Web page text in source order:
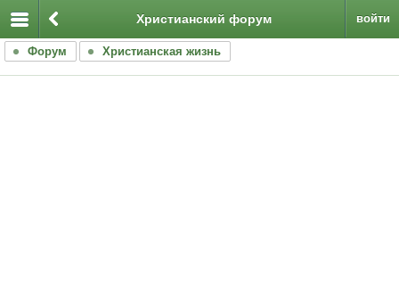
войти
Христианский форум
Форум Христианская жизнь